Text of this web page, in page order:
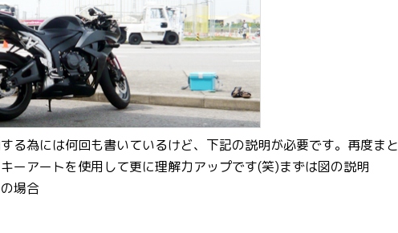
る為には何回も書いているけど、下記の説明が必要です。再度まと
ーアートを使用して更に理解力アップです(笑)まずは図の説明
場合